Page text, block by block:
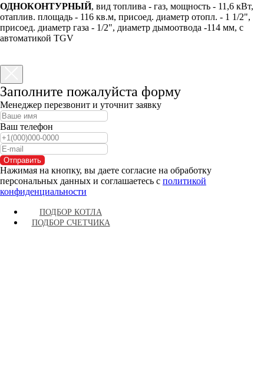
ОДНОКОНТУРНЫЙ, вид топлива - газ, мощность - 11,6 кВт,
отаплив. площадь - 116 кв.м, присоед. диаметр отопл. - 1 1/2",
присоед. диаметр газа - 1/2", диаметр дымоотвода -114 мм, с
автоматикой TGV
Заполните пожалуйста форму
Менеджер перезвонит и уточнит заявку
Ваш телефон
Отправить
Нажимая на кнопку, вы даете согласие на обработку
персональных данных и соглашаетесь c политикой
конфиденциальности
ПОДБОР КОТЛА
ПОДБОР СЧЕТЧИКА